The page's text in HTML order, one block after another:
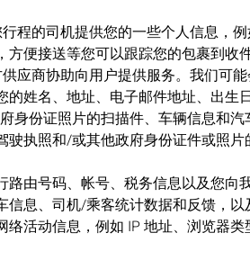
程的司机提供您的一些个人信息，
便接送等您可以跟踪您的包裹到收
应商协助向用户提供服务。我们可
的姓名、地址、电子邮件地址、出
身份证照片的扫描件、车辆信息和汽
驶执照和/或其他政府身份证件或照片
路由号码、帐号、税务信息以及您向
信息、司机/乘客统计数据和反馈，
络活动信息，例如 IP 地址、浏览器